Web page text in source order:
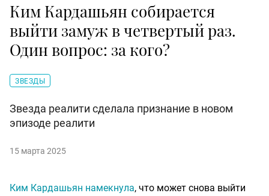
Ким Кардашьян собирается
выйти замуж в четвертый раз.
Один вопрос: за кого?
ЗВЕЗДЫ
Звезда реалити сделала признание в новом
эпизоде реалити
15 марта 2025
Ким Кардашьян намекнула, что может снова выйти